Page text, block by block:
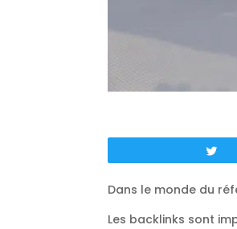
Dans le monde du
Les backlinks sont